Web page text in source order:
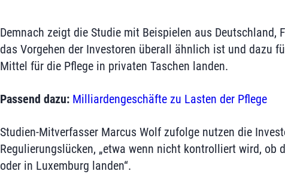
Demnach zeigt die Studie mit Beispielen aus Deutschland,
das Vorgehen der Investoren überall ähnlich ist und dazu
Mittel für die Pflege in privaten Taschen landen.
Passend dazu: Milliardengeschäfte zu Lasten der Pflege
Studien-Mitverfasser Marcus Wolf zufolge nutzen die
Regulierungslücken, „etwa wenn nicht kontrolliert wird, ob
oder in Luxemburg landen“.